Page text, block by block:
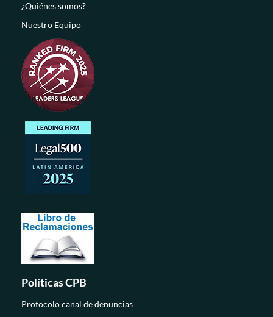
¿Quiénes somos?
Nuestro Equipo
Políticas CPB
Protocolo canal de denuncias